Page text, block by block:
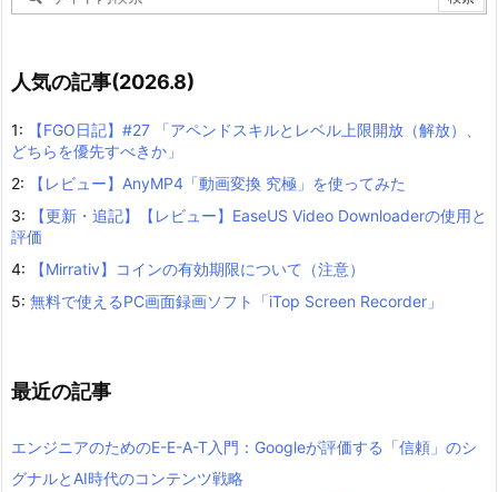
人気の記事(2026.8)
1:
【FGO日記】#27 「アペンドスキルとレベル上限開放（解放）、
どちらを優先すべきか」
2:
【レビュー】AnyMP4「動画変換 究極」を使ってみた
3:
【更新・追記】【レビュー】EaseUS Video Downloaderの使用と
評価
4:
【Mirrativ】コインの有効期限について（注意）
5: 無料で使えるPC画面録画ソフト「iTop Screen Recorder」
最近の記事
エンジニアのためのE-E-A-T入門：Googleが評価する「信頼」のシ
グナルとAI時代のコンテンツ戦略